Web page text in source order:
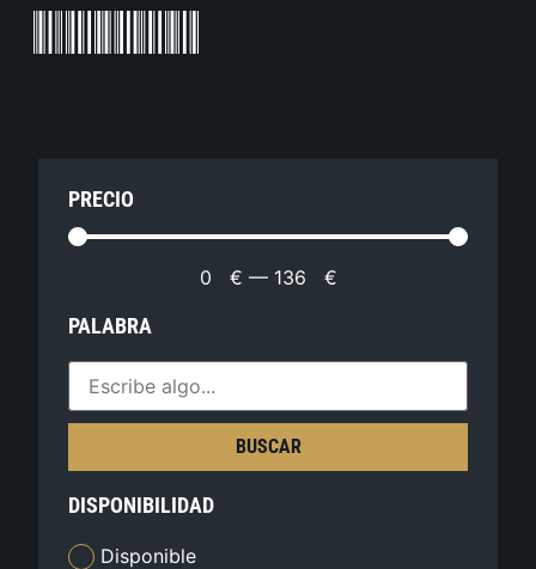
PRECIO
0 € — 136 €
PALABRA
BUSCAR
DISPONIBILIDAD
Disponible